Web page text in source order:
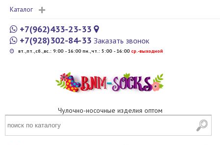
Каталог
+7(962)433-23-33
+7(928)302-84-33 Заказать звонок
вт.,пт.,сб.,вс.: 9:00 - 16:00 пн.,чт.: 5:00 - 16:00 cр.-выходной
Чулочно-носочные изделия оптом